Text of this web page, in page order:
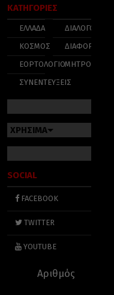
ΚΑΤΗΓΟΡΙΕΣ
ΕΛΛΑΔΑ
ΚΟΣΜΟΣ
ΕΟΡΤΟΛΟΓΙΟ
ΣΥΝΕΝΤΕΥΞΕΙΣ
ΔΙΑΛΟΓΟΣ
ΔΙΑΦΟΡΑ
ΜΗΤΡΟΠΟΛΕΙΣ
ΧΡΗΣΙΜΑ
SOCIAL
FACEBOOK
TWITTER
YOUTUBE
Αριθμός